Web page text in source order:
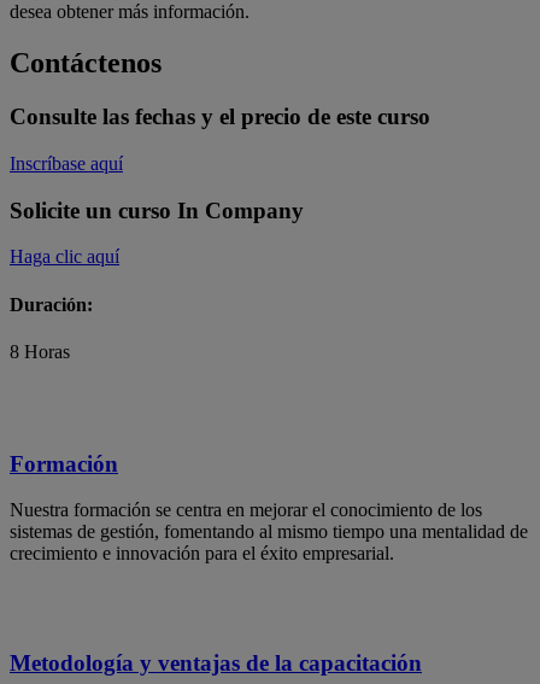
desea obtener más información.
Contáctenos
Consulte las fechas y el precio de este curso
Inscríbase aquí
Solicite un curso In Company
Haga clic aquí
Duración:
8 Horas
Formación
Nuestra formación se centra en mejorar el conocimiento de los
sistemas de gestión, fomentando al mismo tiempo una mentalidad de
crecimiento e innovación para el éxito empresarial.
Metodología y ventajas de la capacitación